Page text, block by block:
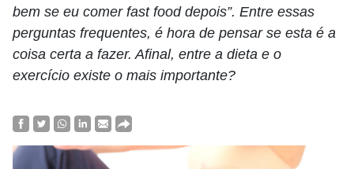
bem se eu comer fast food depois”. Entre essas
perguntas frequentes, é hora de pensar se esta é a
coisa certa a fazer. Afinal, entre a dieta e o
exercício existe o mais importante?